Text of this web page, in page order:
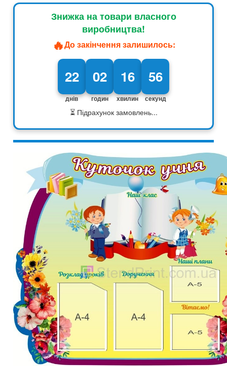
Знижка на товари власного
виробництва!
🔥До закінчення залишилось:
22
днів
02
годин
16
хвилин
55
секунд
⏳ Підрахунок замовлень...